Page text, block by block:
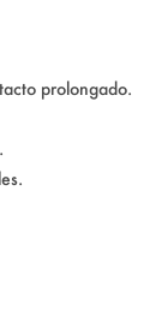
prolongado.